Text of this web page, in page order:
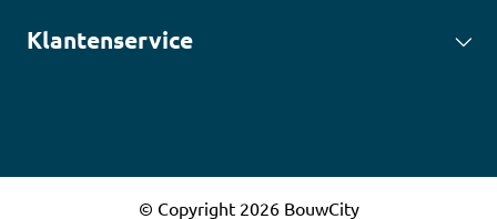
Klantenservice
© Copyright 2026 BouwCity